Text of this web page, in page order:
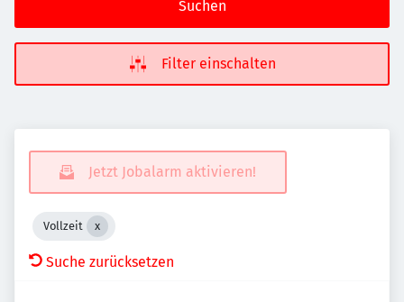
Suchen
Filter einschalten
Jetzt Jobalarm aktivieren!
Vollzeit
Suche zurücksetzen